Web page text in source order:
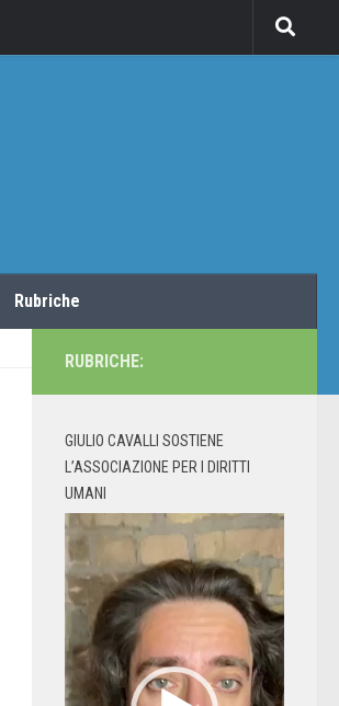
Rubriche
RUBRICHE:
GIULIO CAVALLI SOSTIENE
L’ASSOCIAZIONE PER I DIRITTI
UMANI
Video
Player